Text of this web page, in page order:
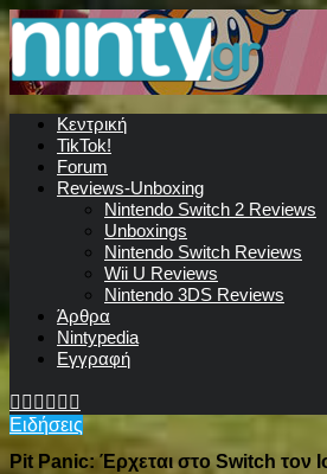
Κεντρική
TikTok!
Forum
Reviews-Unboxing
Nintendo Switch 2 Reviews
Unboxings
Nintendo Switch Reviews
Wii U Reviews
Nintendo 3DS Reviews
Άρθρα
Nintypedia
Εγγραφή
Ειδήσεις
Pit Panic: Έρχεται στο Switch τον